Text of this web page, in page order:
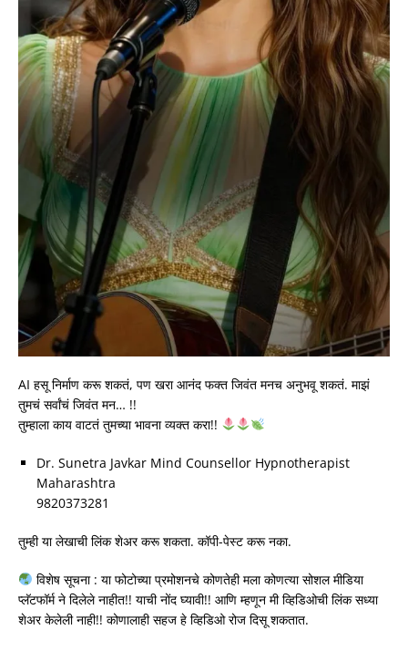
AI हसू निर्माण करू शकतं, पण खरा आनंद फक्त जिवंत मनच अनुभवू शकतं. माझं
तुमचं सर्वांचं जिवंत मन… !!
तुम्हाला काय वाटतं तुमच्या भावना व्यक्त करा!!
Dr. Sunetra Javkar Mind Counsellor Hypnotherapist
Maharashtra
9820373281
तुम्ही या लेखाची लिंक शेअर करू शकता. कॉपी-पेस्ट करू नका.
विशेष सूचना : या फोटोच्या प्रमोशनचे कोणतेही मला कोणत्या सोशल मीडिया
प्लॅटफॉर्म ने दिलेले नाहीत!! याची नोंद घ्यावी!! आणि म्हणून मी व्हिडिओची लिंक सध्या
शेअर केलेली नाही!! कोणालाही सहज हे व्हिडिओ रोज दिसू शकतात.